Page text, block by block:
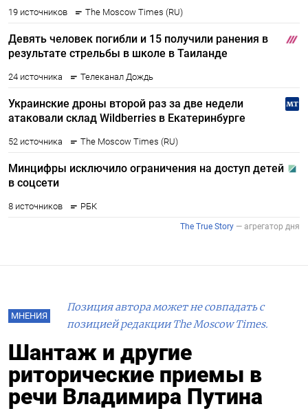
МНЕНИЯ
Позиция автора может не совпадать с
позицией редакции The Moscow Times.
Шантаж и другие
риторические приемы в
речи Владимира Путина